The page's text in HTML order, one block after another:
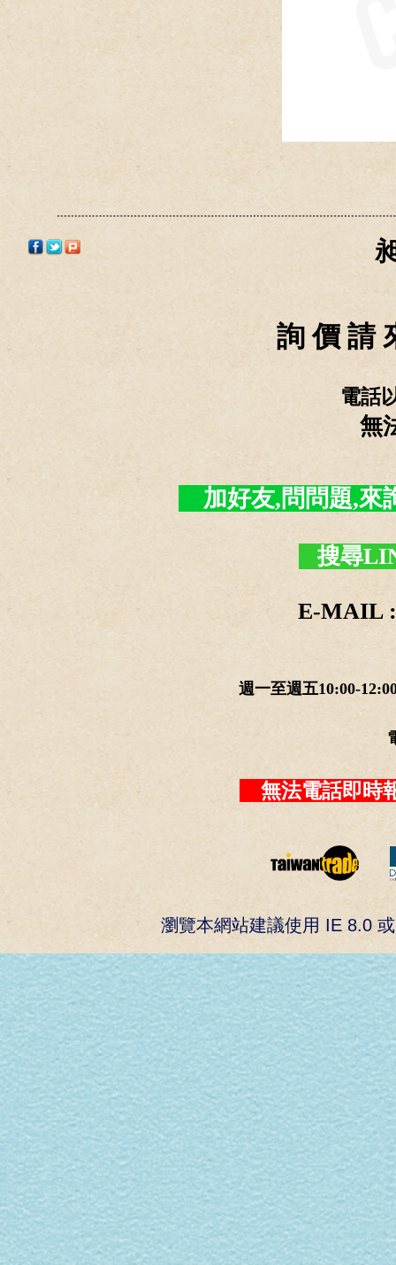
詢 價 請
電話
無
加好友,問問題,來
搜尋
E-MAIL :
週一至週五10:00-
無法電話即
瀏覽本網站建議使用 IE 8.0